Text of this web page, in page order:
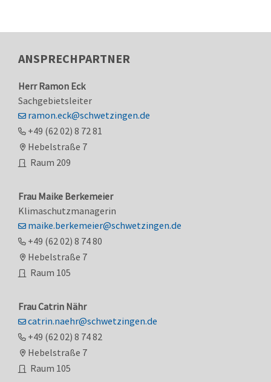
ANSPRECHPARTNER
Herr Ramon Eck
Sachgebietsleiter
ramon.eck@schwetzingen.de
+49 (62 02) 8 72 81
Hebelstraße 7
Raum 209
Frau Maike Berkemeier
Klimaschutzmanagerin
maike.berkemeier@schwetzingen.de
+49 (62 02) 8 7480
Hebelstraße 7
Raum 105
FrauCatrin Nähr
catrin.naehr@schwetzingen.de
+49 (62 02) 8 7482
Hebelstraße 7
Raum 105